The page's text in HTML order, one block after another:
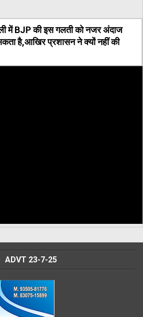
में BJP की इस गलती को नजर अंदाज
है,आखिर प्रशासन ने क्यों नहीं की
ADVT 23-7-25